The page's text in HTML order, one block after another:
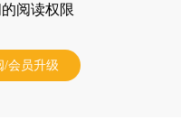
阅读权限
/会员升级